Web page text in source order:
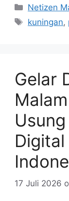
Kategori
Netizen
Tag
kuningan,
Gelar
17 Juli 2026